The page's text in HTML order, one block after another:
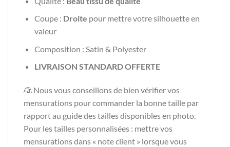
Coupe : Droite pour mettre votre silhouette en
valeur
Composition : Satin & Polyester
LIVRAISON STANDARD OFFERTE
👰 Nous vous conseillons de bien vérifier vos
mensurations pour commander la bonne taille par
rapport au guide des tailles disponibles en photo.
Pour les tailles personnalisées : mettre vos
mensurations dans « note client » lorsque vous